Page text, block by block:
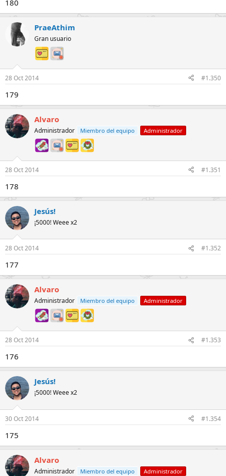
180
PraeAthim
Gran usuario
28 Oct 2014 #1.350
179
Alvaro
Administrador Miembro del equipo Administrador
28 Oct 2014 #1.351
178
Jesús!
¡5000! Weee x2
28 Oct 2014 #1.352
177
Alvaro
Administrador Miembro del equipo Administrador
28 Oct 2014 #1.353
176
Jesús!
¡5000! Weee x2
30 Oct 2014 #1.354
175
Alvaro
Administrador Miembro del equipo Administrador